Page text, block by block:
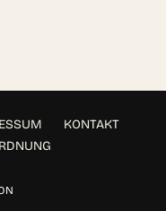
KONTAKT